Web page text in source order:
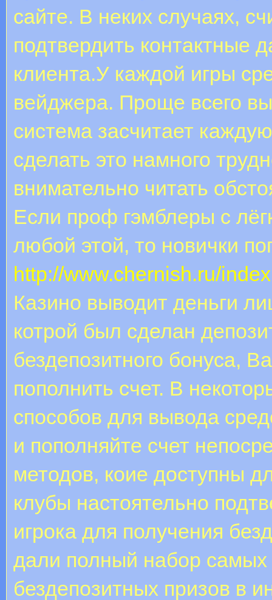
сайте. В неких случаях,
подтвердить контактные
клиента.У каждой игры
вейджера. Проще всего
система засчитает
сделать это намного
внимательно читать
Если проф гэмблеры с
любой этой, то новички
http://www.chernish.ru/
Казино выводит деньги
котрой был сделан
бездепозитного бонуса,
пополнить счет. В
способов для вывода
и пополняйте счет
методов, коие доступны
клубы настоятельно
игрока для получения
дали полный набор
бездепозитных призов в